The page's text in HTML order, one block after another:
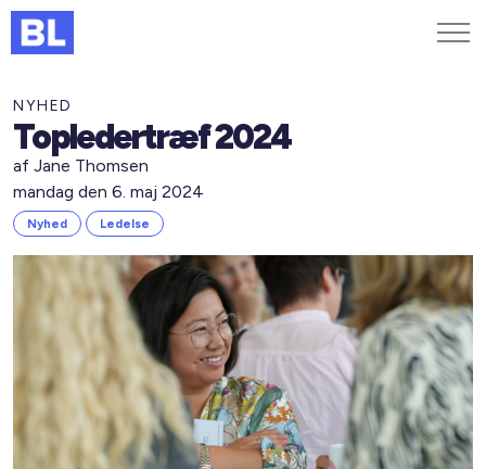
Genveje
Find medarbejder
Kurser og arrangementer
Jobportalen
MitBL
NYHED
Topledertræf 2024
af Jane Thomsen
mandag den 6. maj 2024
Nyhed Ledelse